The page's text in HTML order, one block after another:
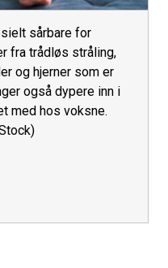
sårbare for
fra trådløs stråling,
og hjerner som er
også dypere inn i
med hos voksne.